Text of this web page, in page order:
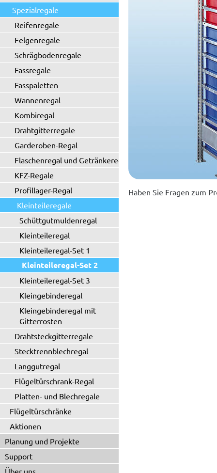
Spezialregale
Reifenregale
Felgenregale
Schrägbodenregale
Fassregale
Fasspaletten
Wannenregal
Kombiregal
Drahtgitterregale
Garderoben-Regal
Flaschenregal und Getränkeregal
KFZ-Regale
Profillager-Regal
Kleinteileregale
Schüttgutmuldenregal
Kleinteileregal
Kleinteileregal-Set 1
Kleinteileregal-Set 2
Kleinteileregal-Set 3
Kleingebinderegal
Kleingebinderegal mit
Gitterrosten
Drahtsteckgitterregale
Stecktrennblechregal
Langgutregal
Flügeltürschrank-Regal
Platten- und Blechregale
Flügeltürschränke
Aktionen
Planung und Projekte
Support
Über uns
Haben Sie Fragen zum